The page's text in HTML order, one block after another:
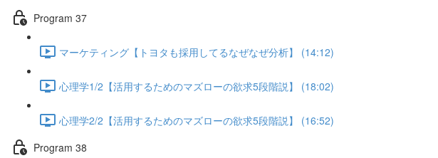
Program 37
マーケティング【トヨタも採用してるなぜなぜ分析】 (14:12)
心理学1/2【活用するためのマズローの欲求5段階説】 (18:02)
心理学2/2【活用するためのマズローの欲求5段階説】 (16:52)
Program 38